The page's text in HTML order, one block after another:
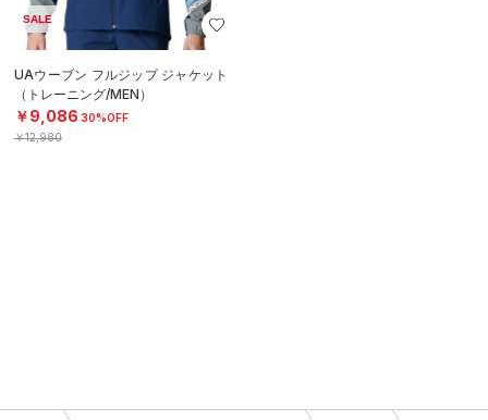
SALE
UAウーブン フルジップ ジャケット
（トレーニング/MEN）
￥9,086 30%OFF
￥12,980